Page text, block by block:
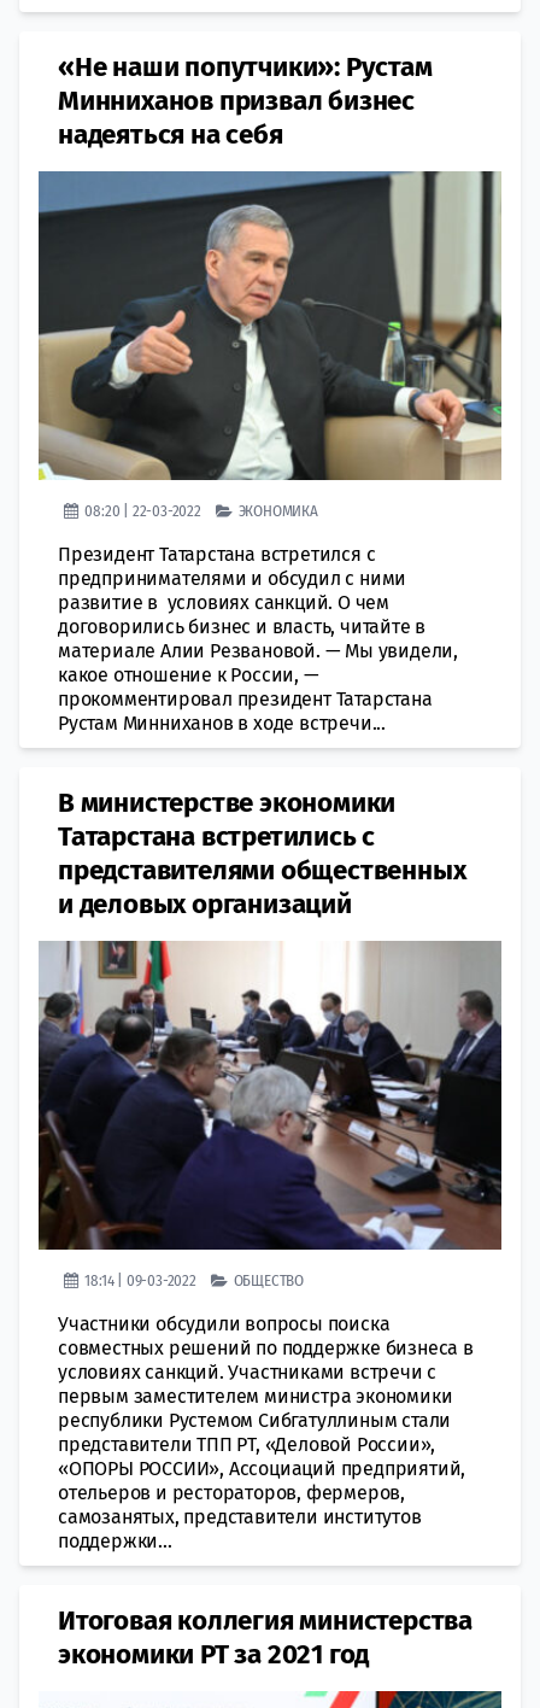
«Не наши попутчики»: Рустам
Минниханов призвал бизнес
надеяться на себя
08:20 | 22-03-2022 ЭКОНОМИКА
Президент Татарстана встретился с
предпринимателями и обсудил с ними
развитие в условиях санкций. О чем
договорились бизнес и власть, читайте в
материале Алии Резвановой. — Мы увидели,
какое отношение к России, —
прокомментировал президент Татарстана
Рустам Минниханов в ходе встречи...
В министерстве экономики
Татарстана встретились с
представителями общественных
и деловых организаций
18:14 | 09-03-2022 ОБЩЕСТВО
Участники обсудили вопросы поиска
совместных решений по поддержке бизнеса в
условиях санкций. Участниками встречи с
первым заместителем министра экономики
республики Рустемом Сибгатуллиным стали
представители ТПП РТ, «Деловой России»,
«ОПОРЫ РОССИИ», Ассоциаций предприятий,
отельеров и рестораторов, фермеров,
самозанятых, представители институтов
поддержки...
Итоговая коллегия министерства
экономики РТ за 2021 год